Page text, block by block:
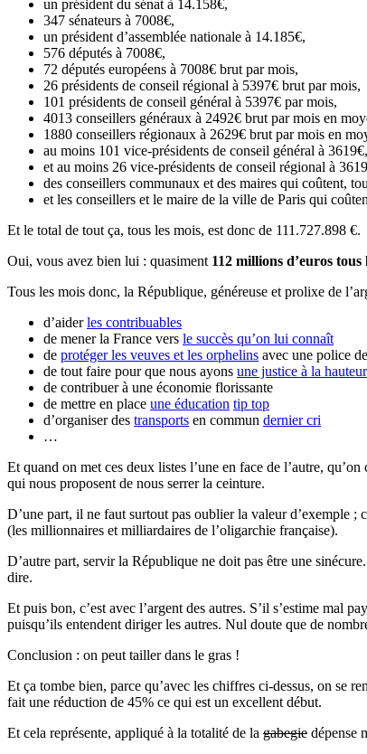
un président du sénat à 14.158€,
347 sénateurs à 7008€,
un président d’assemblée nationale à 14.185€,
576 députés à 7008€,
72 députés européens à 7008€ brut par mois,
26 présidents de conseil régional à 5397€ brut par mois,
101 présidents de conseil général à 5397€ par mois,
4013 conseillers généraux à 2492€ brut par mois en
1880 conseillers régionaux à 2629€ brut par mois en
au moins 101 vice-présidents de conseil général à 3619€,
et au moins 26 vice-présidents de conseil régional à
des conseillers communaux et des maires qui coûtent,
et les conseillers et le maire de la ville de Paris qui
Et le total de tout ça, tous les mois, est donc de 111.727.898 €.
Oui, vous avez bien lui : quasiment 112 millions d’euros tous
Tous les mois donc, la République, généreuse et prolixe de
d’aiderles contribuables
de mener la France vers le succès qu’on lui connaît
de protéger les veuves et les orphelins avec une police
de tout faire pour que nous ayons une justice à la hauteur
de contribuer à une économie florissante
de mettre en place une éducation tip top
d’organiser des transports en commun dernier cri
…
Et quand on met ces deux listes l’une en face de l’autre,
qui nous proposent de nous serrer la ceinture.
D’une part, il ne faut surtout pas oublier la valeur d’exemple ;
(les millionnaires et milliardaires de l’oligarchie française).
D’autre part, servir la République ne doit pas être une
dire.
Et puis bon, c’est avec l’argent des autres. S’il s’estime mal
puisqu’ils entendent diriger les autres. Nul doute que de
Conclusion : on peut tailler dans le gras !
Et ça tombe bien, parce qu’avec les chiffres ci-dessus, on se
fait une réduction de 45% ce qui est un excellent début.
Et cela représente, appliqué à la totalité de la gabegie dépense